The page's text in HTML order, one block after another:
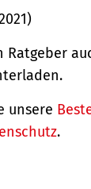
Ratgeber
unsere
.